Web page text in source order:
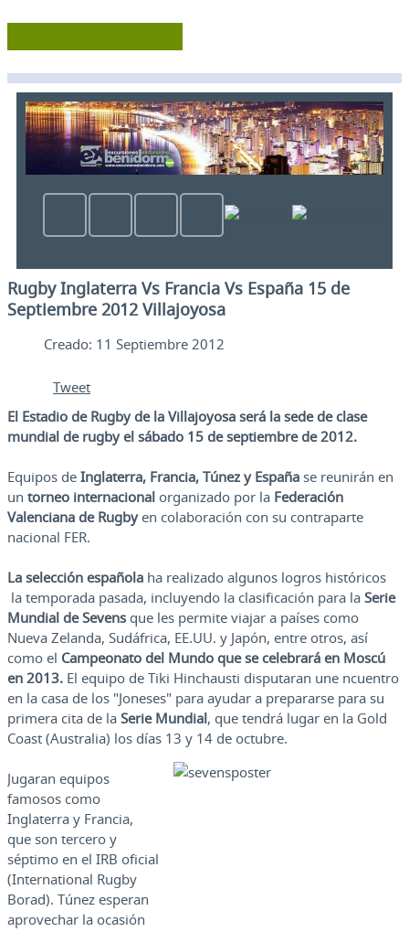
Rugby Inglaterra Vs Francia Vs España 15 de
Septiembre 2012 Villajoyosa
Creado: 11 Septiembre 2012
Tweet
El Estadio de Rugby de la Villajoyosa será la sede de clase
mundial de rugby el sábado 15 de septiembre de 2012.
Equipos de Inglaterra, Francia, Túnez y España se reunirán en
un torneo internacional organizado por la Federación
Valenciana de Rugbyen colaboración con su contraparte
nacional FER.
La selección española ha realizado algunos logros históricos
la temporada pasada, incluyendo la clasificación para la Serie
Mundial de Sevens que les permite viajar a países como
Nueva Zelanda, Sudáfrica, EE.UU. y Japón, entre otros, así
como el Campeonato del Mundo que se celebrará en Moscú
en 2013. El equipo de Tiki Hinchausti disputaran une ncuentro
en la casa de los "Joneses" para ayudar a prepararse para su
primera cita de la Serie Mundial, que tendrá lugar en la Gold
Coast (Australia) los días 13 y 14 de octubre.
Jugaran equipos
famosos como
Inglaterra y Francia,
que son tercero y
séptimo en el IRB oficial
(International Rugby
Borad). Túnez esperan
aprovechar la ocasión